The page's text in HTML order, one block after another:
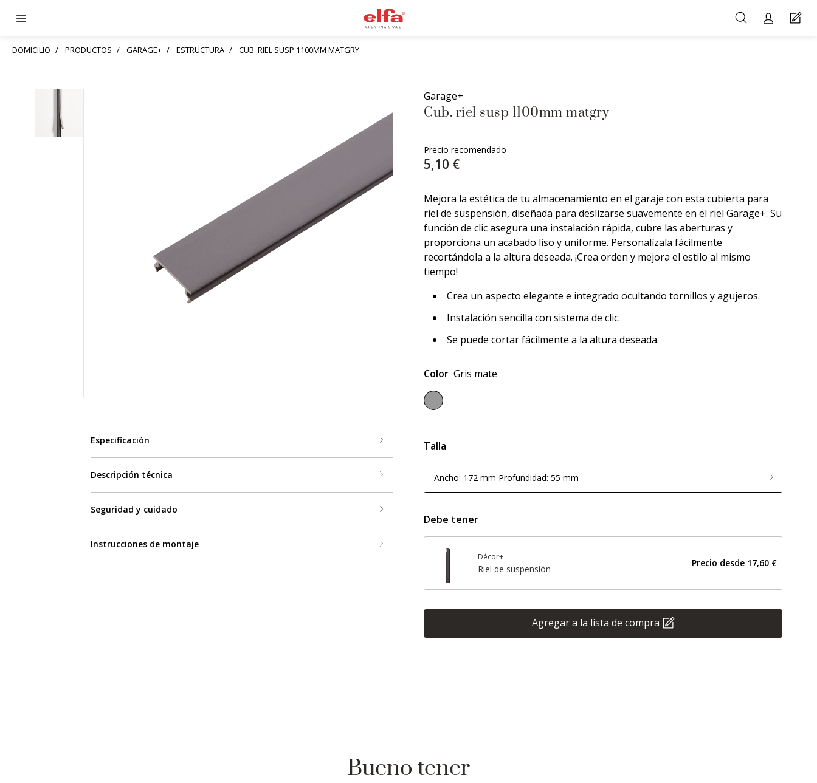
DOMICILIO PRODUCTOS GARAGE+ ESTRUCTURA CUB. RIEL SUSP 1100MM MATGRY
Especificación
Descripción técnica
Seguridad y cuidado
Instrucciones de montaje
Garage+
Cub. riel susp 1100mm matgry
Precio recomendado
5,10 €
Mejora la estética de tu almacenamiento en el garaje con esta cubierta para
riel de suspensión, diseñada para deslizarse suavemente en el riel Garage+. Su
función de clic asegura una instalación rápida, cubre las aberturas y
proporciona un acabado liso y uniforme. Personalízala fácilmente
recortándola a la altura deseada. ¡Crea orden y mejora el estilo al mismo
tiempo!
Crea un aspecto elegante e integrado ocultando tornillos y agujeros.
Instalación sencilla con sistema de clic.
Se puede cortar fácilmente a la altura deseada.
Color Gris mate
Talla
Ancho: 172 mm Profundidad: 55 mm
Debe tener
Décor+
Riel de suspensión
Precio desde 17,60 €
Agregar a la lista de compra
Bueno tener